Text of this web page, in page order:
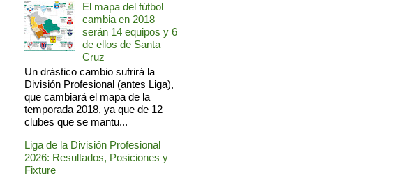
El mapa del fútbol
cambia en 2018
serán 14 equipos y 6
de ellos de Santa
Cruz
Un drástico cambio sufrirá la
División Profesional (antes Liga),
que cambiará el mapa de la
temporada 2018, ya que de 12
clubes que se mantu...
Liga de la División Profesional
2026: Resultados, Posiciones y
Fixture